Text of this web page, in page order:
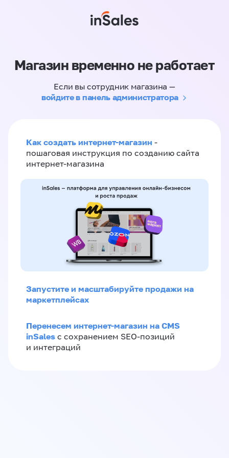
Магазин временно не работает
Если вы сотрудник магазина —
войдите в панель администратора
Как создать интернет-магазин -
пошаговая инструкция по созданию сайта
интернет-магазина
Запустите и масштабируйте продажи на
маркетплейсах
Перенесем интернет-магазин на CMS
inSales с сохранением SEO-позиций
и интеграций